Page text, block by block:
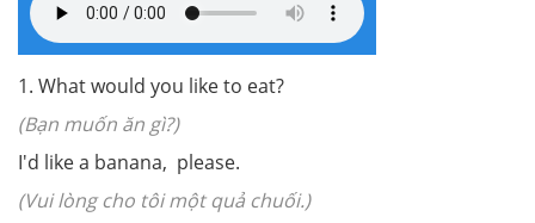
1. What would you like to eat?
(Bạn muốn ăn gì?)
I'd like a banana, please.
(Vui lòng cho tôi một quả chuối.)